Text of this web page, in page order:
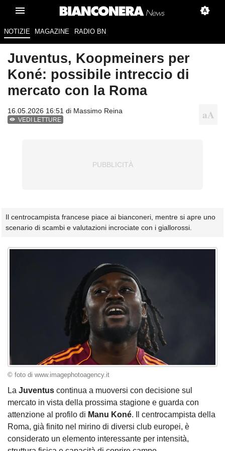
NOTIZIE MAGAZINE RADIO BN
Juventus, Koopmeiners per
Koné: possibile intreccio di
mercato con la Roma
16.05.2026 16:51 di Massimo Reina
VEDI LETTURE
Il centrocampista francese piace ai bianconeri, mentre si apre uno
scenario di scambi e valutazioni incrociate con i giallorossi.
© foto di www.imagephotoagency.it
La Juventus continua a muoversi con decisione sul
mercato in vista della prossima stagione e guarda con
attenzione al profilo di Manu Koné. Il centrocampista della
Roma, già finito nel mirino di diversi club europei, è
considerato un elemento interessante per intensità,